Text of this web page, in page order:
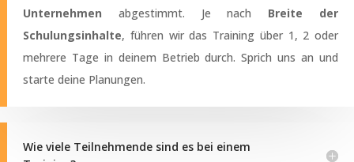
Unternehmen abgestimmt. Je nach Breite der
Schulungsinhalte, führen wir das Training über 1, 2 oder
mehrere Tage in deinem Betrieb durch. Sprich uns an und
starte deine Planungen.
Wie viele Teilnehmende sind es bei einem